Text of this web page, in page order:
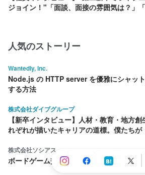
ジョイン！"「面談、面接の雰囲気は？」
人気のストーリー
Wantedly, Inc.
Node.js の HTTP server を優雅にシャッ
する方法
株式会社ダイブグループ
【新卒インタビュー】人材・教育・地方
れぞれが描いたキャリアの道標。僕たちが
株式会社ソシアス
ボードゲーム交流会